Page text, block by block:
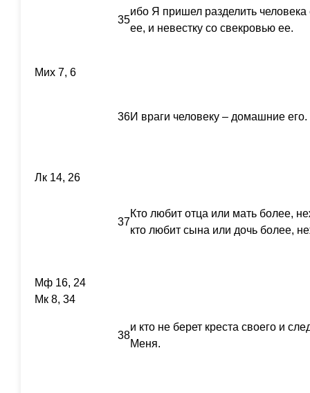
35
ибо Я пришел разделить
ее, и невестку со свекровью ее.
Мих 7, 6
36И враги человеку – домашние его.
Лк 14, 26
37
Кто любит отца или мать более,
кто любит сына или дочь более,
Мф 16, 24
Мк 8, 34
38
и кто не берет креста своего и
Меня.